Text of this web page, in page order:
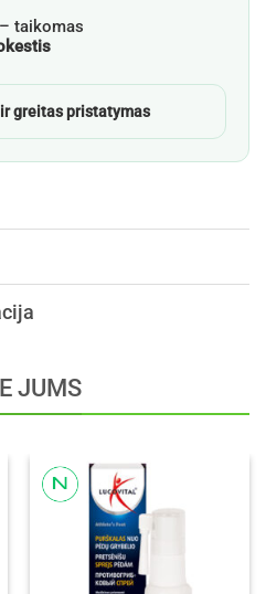
– taikomas
greitas pristatymas
JUMS